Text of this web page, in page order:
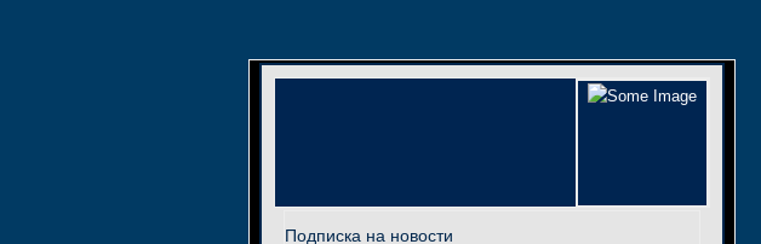
Подписка на новости